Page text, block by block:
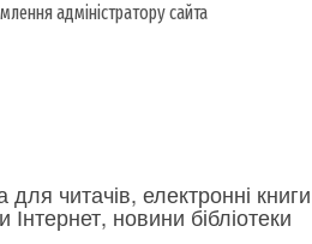
адміністратору сайта
для читачів, електронні
Інтернет, новини бібліотеки